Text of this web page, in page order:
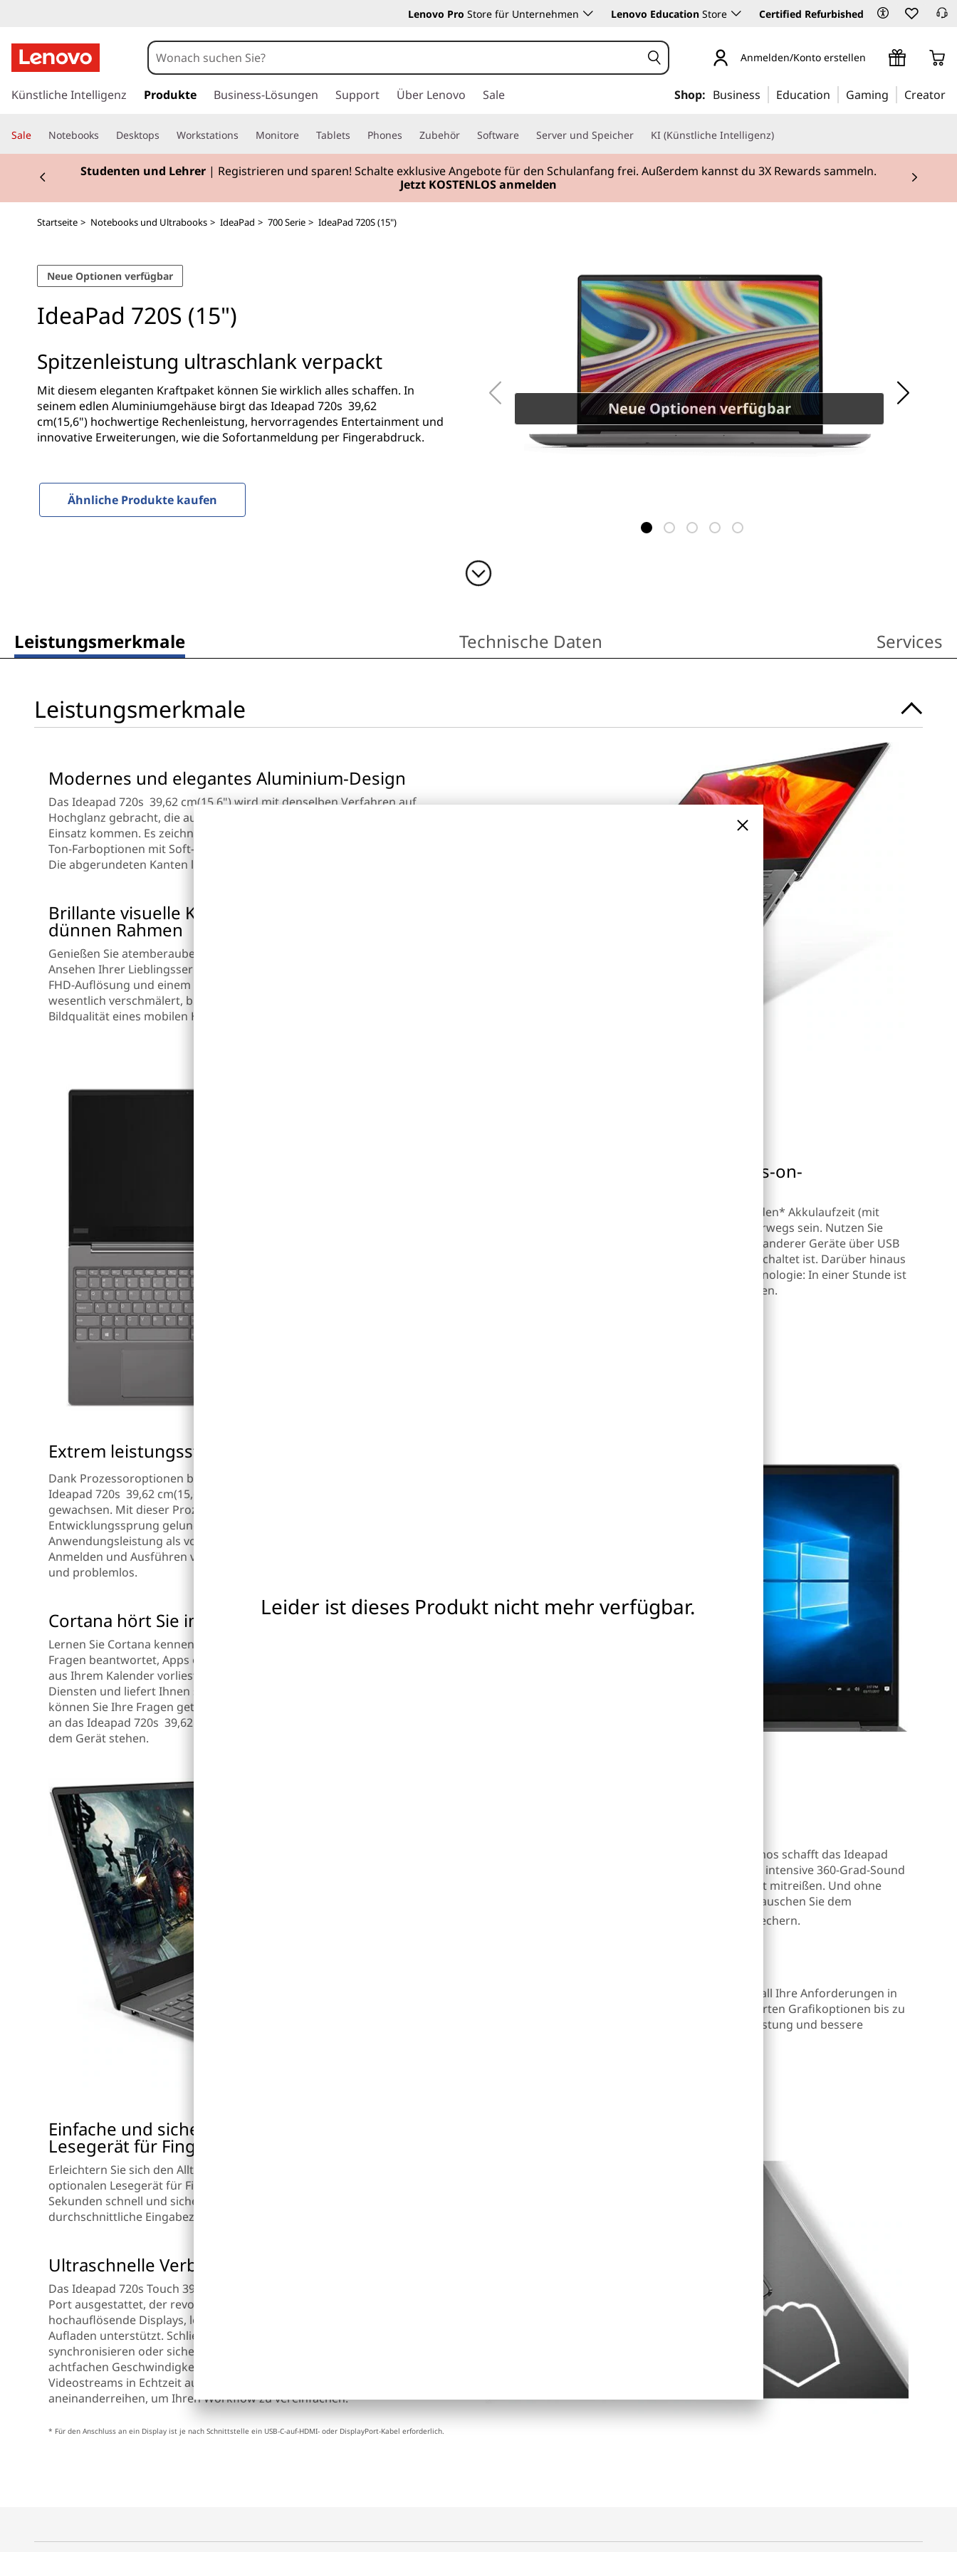
d
e
a
P
d
Lenovo Pro Store für Unternehmen Lenovo Education Store Certified Refurbished
u
a
u
i
Anmelden/Konto erstellen
Künstliche Intelligenz Produkte Business-Lösungen Support Über Lenovo Sale Shop: Business Education Gaming Creator
Sale Notebooks Desktops Workstations Monitore Tablets Phones Zubehör Software Server und Speicher KI (Künstliche Intelligenz)
Studenten und Lehrer | Registrieren und sparen! Schalte exklusive Angebote für den Schulanfang frei. Außerdem kannst du 3X Rewards sammeln.
Jetzt KOSTENLOS anmelden
Leider ist dieses Produkt nicht mehr verfügbar.
Startseite > Notebooks und Ultrabooks > IdeaPad > 700 Serie > IdeaPad 720S (15")
Neue Optionen verfügbar
IdeaPad 720S (15")
Spitzenleistung ultraschlank verpackt
Mit diesem eleganten Kraftpaket können Sie wirklich alles schaffen. In
seinem edlen Aluminiumgehäuse birgt das Ideapad 720s 39,62
cm(15,6") hochwertige Rechenleistung, hervorragendes Entertainment und
innovative Erweiterungen, wie die Sofortanmeldung per Fingerabdruck.
Ähnliche Produkte kaufen
Neue Optionen verfügbar
Leistungsmerkmale Technische Daten Services
Leistungsmerkmale
Modernes und elegantes Aluminium-Design
Das Ideapad 720s 39,62 cm(15,6") wird mit denselben Verfahren auf
Hochglanz gebracht, die auch bei der Verarbeitung von Diamanten zum
Einsatz kommen. Es zeichnet sich durch edle Details und aufwendige Ton-in-
Ton-Farboptionen mit Soft-Touch-Beschichtung in Platin oder Eisengrau aus.
Die abgerundeten Kanten lassen es noch schlanker wirken als es ohnehin ist.
Brillante visuelle Klarheit in einem besonders
dünnen Rahmen
Genießen Sie atemberaubende Grafik beim Streamen von Videos, beim
Ansehen Ihrer Lieblingsserie oder beim Durchstöbern von Online-Fotos. Mit
FHD-Auflösung und einem neuen Design, das den Rahmen um den Bildschirm
wesentlich verschmälert, bietet das Ideapad 720s 39,62 cm(15,6") die
Bildqualität eines mobilen Heimkinos.
Sehr lange Akkulaufzeit und Always-on-
Mit einem leistungsstarken Akku – mehr als 9 Stunden* Akkulaufzeit (mit
UHD-Auflösung) – können Sie den ganzen Tag unterwegs sein. Nutzen Sie
auch die Always-on-Ladefunktion, die das Aufladen anderer Geräte über USB
selbst dann ermöglicht, wenn Ihr Notebook ausgeschaltet ist. Darüber hinaus
profitieren Sie von der integrierten Schnellladetechnologie: In einer Stunde ist
das Gerät auf bis zu 80 % seiner Kapazität aufgeladen.
Extrem leistungsstark für Produktivität und Freizeit
Dank Prozessoroptionen bis zu Intel
Ideapad 720s 39,62 cm(15,6") den Innovationen der Zukunft mehr als
gewachsen. Mit dieser Prozessorgeneration ist ein enormer
Entwicklungssprung gelungen: Sie bietet bis zu 40 % höhere
Anwendungsleistung als vorherige Generationen. Das Hochfahren, sofortige
Anmelden und Ausführen von mehreren Programmen funktioniert schnell
und problemlos.
Cortana hört Sie im ganzen Raum
Lernen Sie Cortana kennen, Ihre persönliche digitale Assistentin, die Ihnen alle
Fragen beantwortet, Apps öffnet, Erinnerungen einträgt und sogar Termine
aus Ihrem Kalender vorliest. Cortana funktioniert mit über Tausend Apps und
Diensten und liefert Ihnen so stets die Antworten, die Sie brauchen. Dabei
können Sie Ihre Fragen getrost aus einer Entfernung von bis zu vier Metern
an das Ideapad 720s 39,62 cm(15,6") richten und müssen nicht direkt neben
dem Gerät stehen.
Atmos schafft das Ideapad
720s 39,62 cm(15,6") ein starkes Klangerlebnis. Der intensive 360-Grad-Sound
bei Verwendung von Kopfhörern wird Sie garantiert mitreißen. Und ohne
Kopfhörer? Lehnen Sie sich entspannt zurück und lauschen Sie dem
-Premium-Lautsprechern.
Das Ideapad 720s 38,10 cm 39,62 cm(15,6") erfüllt all Ihre Anforderungen in
puncto Produktivität und Unterhaltung. Mit dedizierten Grafikoptionen bis zu
NVIDIA GTX-1050Ti genießen Sie maximale Grafikleistung und bessere
Einfache und sichere Anmeldung mit Standard-
Lesegerät für Fingerabdrücke
Erleichtern Sie sich den Alltag mit Windows Hello. Ausgestattet mit einem
optionalen Lesegerät für Fingerabdrücke, können Sie sich in weniger als zwei
Sekunden schnell und sicher einloggen. Das ist dreimal schneller als die
durchschnittliche Eingabezeit eines Kennworts. Eine Sorge weniger.
Ultraschnelle Verbindungen
Das Ideapad 720s Touch 39,62 cm(15,6") ist mit einem Thunderbolt™ 3-USB-C-
Port ausgestattet, der revolutionären Verbindungstechnologie, die
hochauflösende Displays, leistungsstarke Datengeräte und schnelles
Aufladen unterstützt. Schließen Sie Ihr Notebook an ein 4K-Display* an und
synchronisieren oder sichern Sie Ihre Daten mit bis zu 40 Gbit/s – der
achtfachen Geschwindigkeit im Vergleich zu USB 3.0! Sie können mehrere
Videostreams in Echtzeit aufnehmen und bearbeiten. Oder Geräte einfach
aneinanderreihen, um Ihren Workflow zu vereinfachen.
* Für den Anschluss an ein Display ist je nach Schnittstelle ein USB-C-auf-HDMI- oder DisplayPort-Kabel erforderlich.